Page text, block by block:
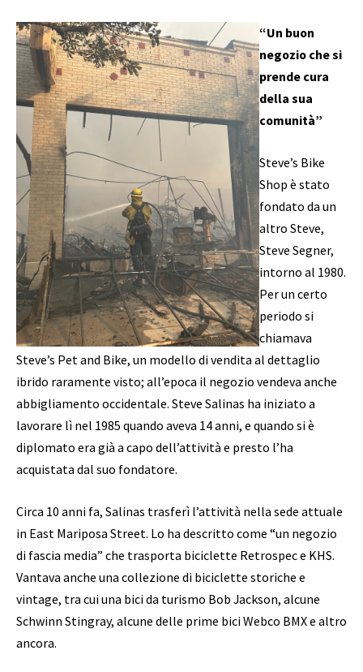
“Un buon
negozio che si
prende cura
della sua
comunità”
Steve’s Bike
Shop è stato
fondato da un
altro Steve,
Steve Segner,
intorno al 1980.
Per un certo
periodo si
chiamava
Steve’s Pet and Bike, un modello di vendita al dettaglio
ibrido raramente visto; all’epoca il negozio vendeva anche
abbigliamento occidentale. Steve Salinas ha iniziato a
lavorare lì nel 1985 quando aveva 14 anni, e quando si è
diplomato era già a capo dell’attività e presto l’ha
acquistata dal suo fondatore.
Circa 10 anni fa, Salinas trasferì l’attività nella sede attuale
in East Mariposa Street. Lo ha descritto come “un negozio
di fascia media” che trasporta biciclette Retrospec e KHS.
Vantava anche una collezione di biciclette storiche e
vintage, tra cui una bici da turismo Bob Jackson, alcune
Schwinn Stingray, alcune delle prime bici Webco BMX e altro
ancora.